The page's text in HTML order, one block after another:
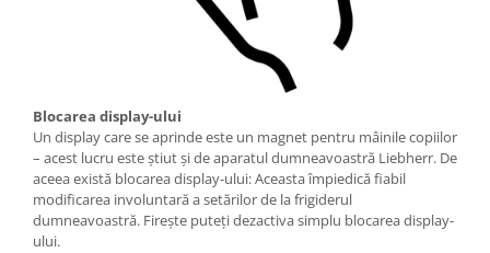
Blocarea display-ului
Un display care se aprinde este un magnet pentru mâinile copiilor
– acest lucru este ştiut şi de aparatul dumneavoastră Liebherr. De
aceea există blocarea display-ului: Aceasta împiedică fiabil
modificarea involuntară a setărilor de la frigiderul
dumneavoastră. Fireşte puteţi dezactiva simplu blocarea display-
ului.